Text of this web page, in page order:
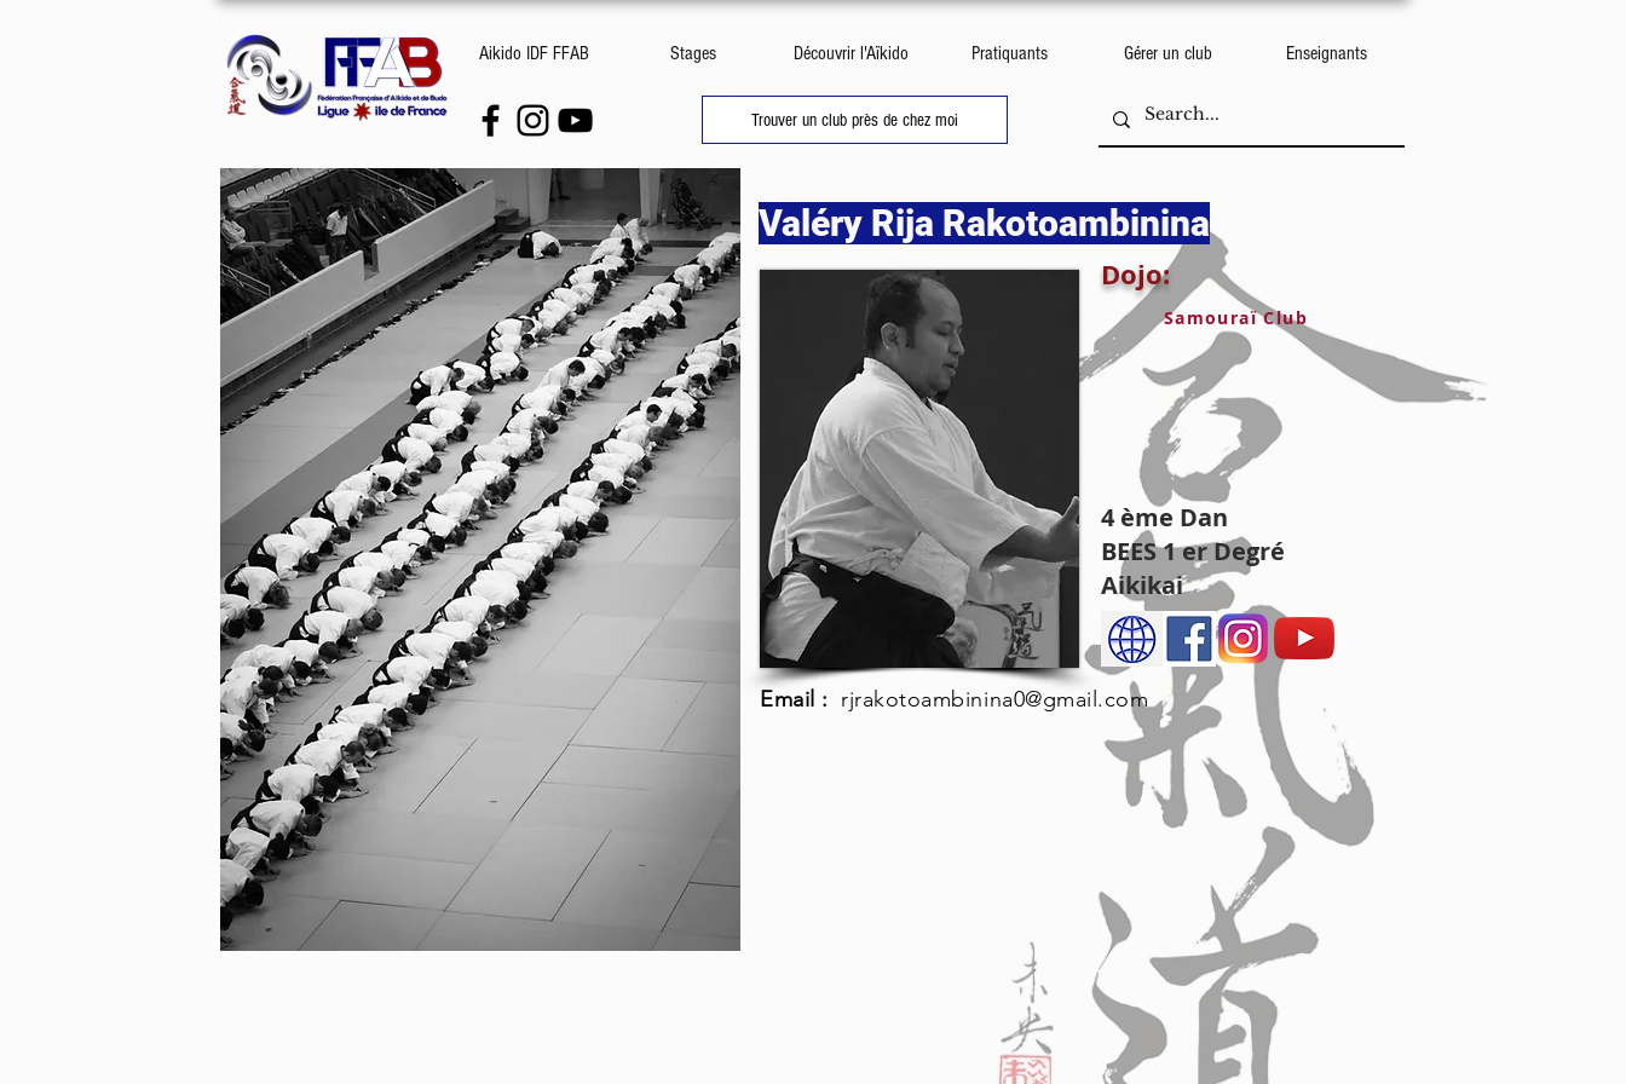
Aikido IDF FFAB Stages Découvrir l'Aïkido Pratiquants Gérer un club Enseignants
Trouver un club près de chez moi
Dojo:
Samouraï Club
4 ème Dan
BEES 1 er Degré
Aikikai
Email : rjrakotoambinina0@gmail.com
Valéry Rija Rakotoambinina